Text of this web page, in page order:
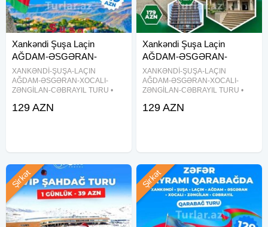
Xankəndi Şuşa Laçin
AĞDAM-ƏSGƏRAN-
XOCALI
XANKƏNDİ-ŞUŞA-LAÇIN
AĞDAM-ƏSGƏRAN-XOCALI-
ZƏNGİLAN-CƏBRAYIL TURU •
HOTEL 5* 169 azn. QARABAĞ
129 AZN
Xankəndi Şuşa Laçin
AĞDAM-ƏSGƏRAN-
XOCALI-ZƏNGİLAN-
CƏBRAYIL T
XANKƏNDİ-ŞUŞA-LAÇIN
AĞDAM-ƏSGƏRAN-XOCALI-
ZƏNGİLAN-CƏBRAYIL TURU •
ŞUŞA HOTEL 5* 169 azn.
129 AZN
Şirkət Şirkət